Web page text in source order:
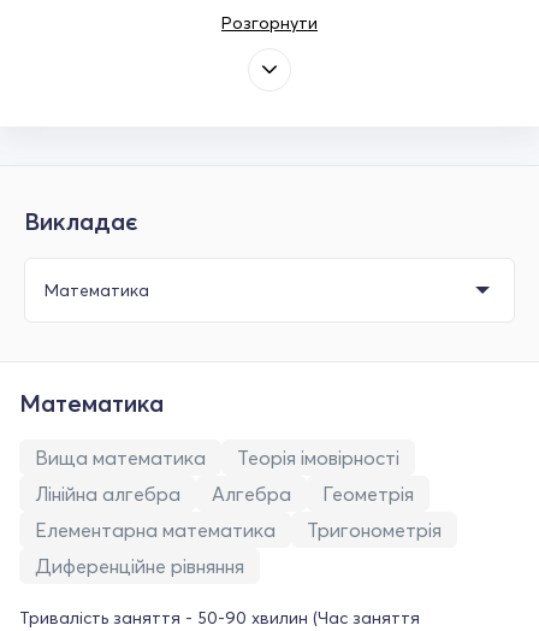
Розгорнути
Викладає
Математика
Вища математика
Теорія імовірності
Лінійна алгебра
Алгебра
Геометрія
Елементарна математика
Тригонометрія
Диференційне рівняння
Тривалість заняття - 50-90 хвилин (Час заняття